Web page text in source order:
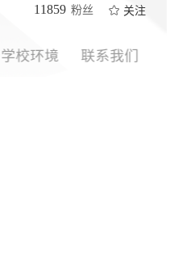
11859 粉丝 关注
学校环境 联系我们